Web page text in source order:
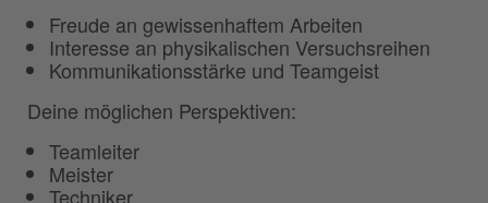
Freude an gewissenhaftem Arbeiten
Interesse an physikalischen Versuchsreihen
Kommunikationsstärke und Teamgeist
Deine möglichen Perspektiven:
Teamleiter
Meister
Techniker